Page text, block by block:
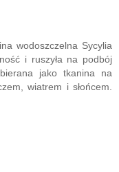
wodoszczelna Sycylia
i ruszyła na podbój
jako tkanina na
wiatrem i słońcem.